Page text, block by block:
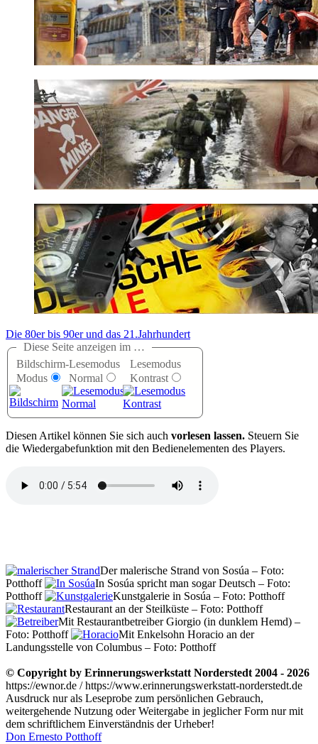
Die 80er bis 90er und das 21.Jahrhundert
Diese Seite anzeigen im …
Bildschirm-
Modus
Lesemodus
Normal
Lesemodus
Kontrast
Diesen Artikel können Sie sich auch vorlesen lassen. Steuern Sie
die Wiedergabefunktion mit den Bedienelementen des Players.
Der malerische Strand von Sosúa – Foto:
Potthoff
In Sosúa spricht man sogar Deutsch – Foto:
Potthoff
Kunstgalerie in Sosúa – Foto: Potthoff
Restaurant an der Steilküste – Foto: Potthoff
Mit Restaurantbetreiber Giorgio (in dunklem Hemd) –
Foto: Potthoff
Mit Enkelsohn Horacio an der
Landungsstelle von Columbus – Foto: Potthoff
© Copyright by Erinnerungswerkstatt Norderstedt 2004 - 2026
https://ewnor.de / https://www.erinnerungswerkstatt-norderstedt.de
Ausdruck nur als Leseprobe zum persönlichen Gebrauch,
weitergehende Nutzung oder Weitergabe in jeglicher Form nur mit
dem schriftlichem Einverständnis der Urheber!
Don Ernesto Potthoff